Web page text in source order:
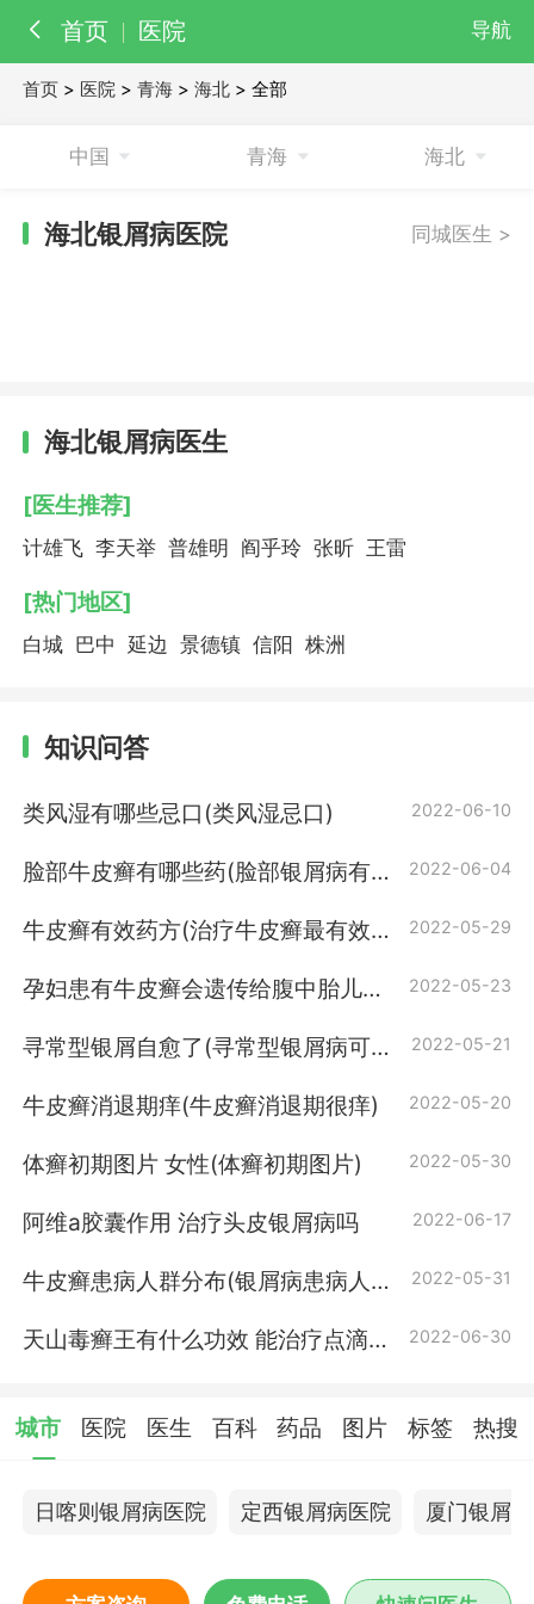
首页 医院 导航
知识
首页 > 医院 >青海 >海北 > 全部
中国 青海 海北
海北银屑病医院 同城医生 >
海北银屑病医生
[医生推荐]
计雄飞 李天举 普雄明 阎乎玲 张昕 王雷
[热门地区]
白城 巴中 延边 景德镇 信阳 株洲
知识问答
类风湿有哪些忌口(类风湿忌口) 2022-06-10
脸部牛皮癣有哪些药(脸部银屑病有哪
2022-06-04
牛皮癣有效药方(治疗牛皮癣最有效的
2022-05-29
孕妇患有牛皮癣会遗传给腹中胎儿吗
2022-05-23
寻常型银屑自愈了(寻常型银屑病可以
2022-05-21
牛皮癣消退期痒(牛皮癣消退期很痒) 2022-05-20
体癣初期图片 女性(体癣初期图片) 2022-05-30
阿维a胶囊作用 治疗头皮银屑病吗 2022-06-17
牛皮癣患病人群分布(银屑病患病人群
2022-05-31
天山毒癣王有什么功效 能治疗点滴型
2022-06-30
城市 医院 医生 百科 药品 图片 标签 热搜
日喀则银屑病医院 定西银屑病医院 厦门银屑